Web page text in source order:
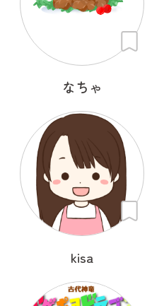
なちゃ
kisa